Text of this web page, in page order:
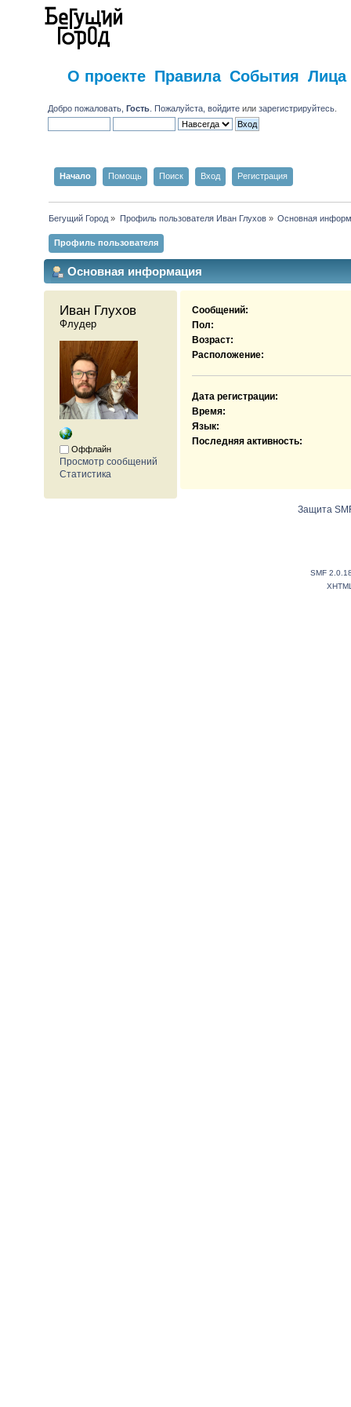
О проекте Правила События Лица
Добро пожаловать,Гость . Пожалуйста,войдите илизарегистрируйтесь
Начало Помощь Поиск Вход Регистрация
Бегущий Город » Профиль пользователя Иван Глухов» Основная
Профиль пользователя
Основная информация
Иван Глухов
Флудер
Оффлайн
Просмотр сообщений
Статистика
Сообщений:
Пол:
Возраст:
Расположение:
Дата регистрации:
Время:
Язык:
Последняя активность:
Защита
SMF